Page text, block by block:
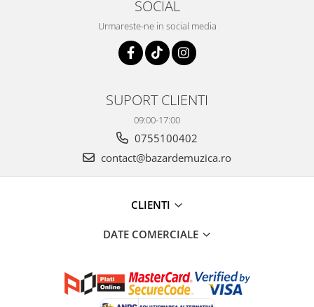
SOCIAL
Urmareste-ne in social media
SUPORT CLIENTI
09:00-17:00
0755100402
contact@bazardemuzica.ro
CLIENTI
DATE COMERCIALE